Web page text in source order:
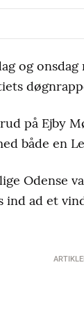
og
på Ejby
både en
ind ad et